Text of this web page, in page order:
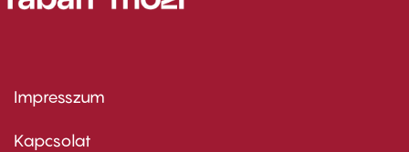
Footer
first
Impresszum
Kapcsolat